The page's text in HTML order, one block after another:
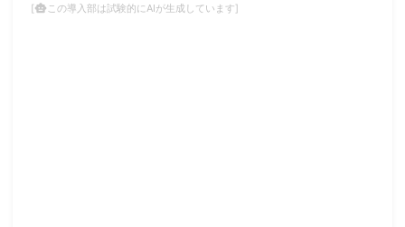
[ smart_toy この導入部は試験的にAIが生成しています]